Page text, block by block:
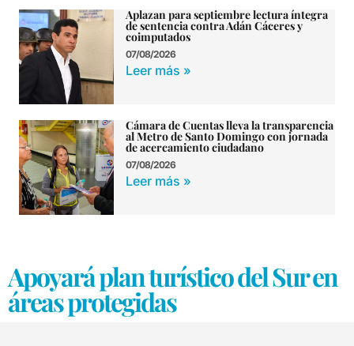
Aplazan para septiembre lectura íntegra
de sentencia contra Adán Cáceres y
coimputados
07/08/2026
Leer más »
Cámara de Cuentas lleva la transparencia
al Metro de Santo Domingo con jornada
de acercamiento ciudadano
07/08/2026
Leer más »
Apoyará plan turístico del Sur en
áreas protegidas